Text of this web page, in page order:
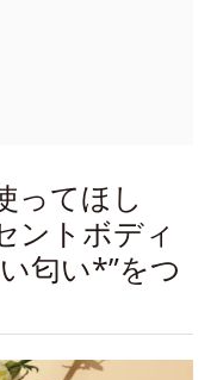
ってほし
ントボディ
匂い*”をつ